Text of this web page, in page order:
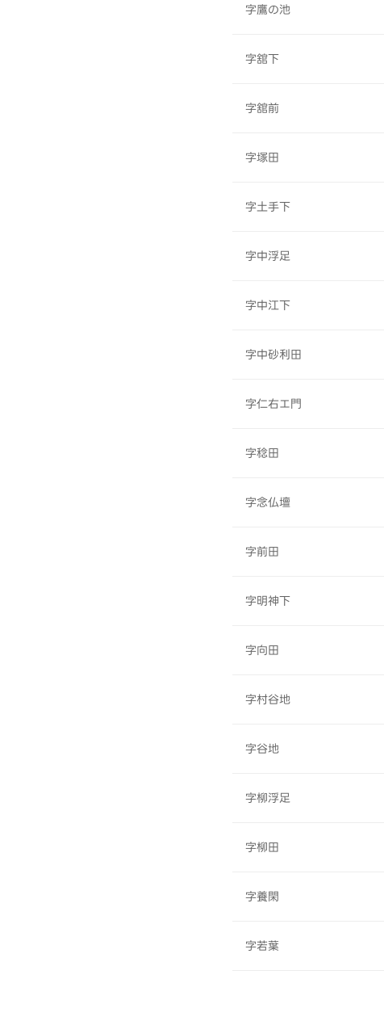
字鷹の池
字舘下
字舘前
字塚田
字土手下
字中浮足
字中江下
字中砂利田
字仁右エ門
字稔田
字念仏壇
字前田
字明神下
字向田
字村谷地
字谷地
字柳浮足
字柳田
字養閑
字若葉